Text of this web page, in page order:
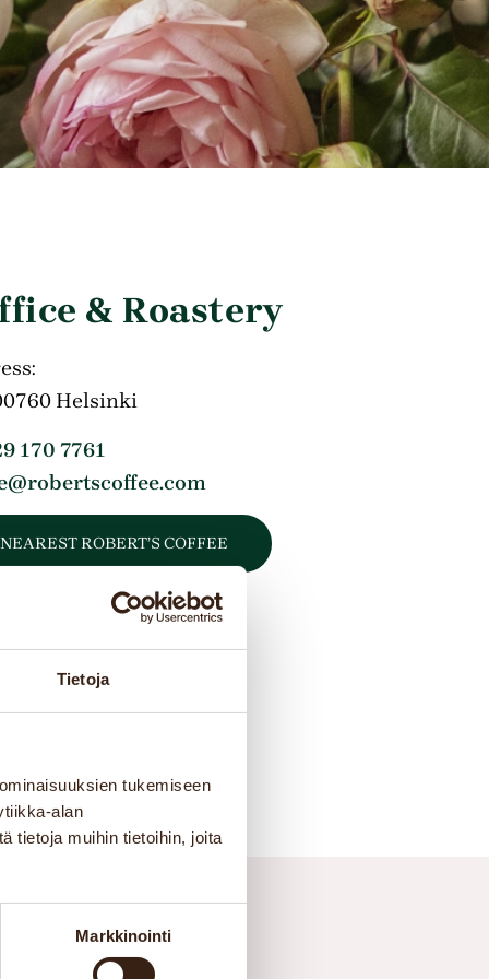
Tietoja
tukemiseen
alan
tietoja muihin tietoihin, joita
Markkinointi
& Roastery
Helsinki
170 7761
ROBERT’S COFFEE
Coffee Turkey
Gida